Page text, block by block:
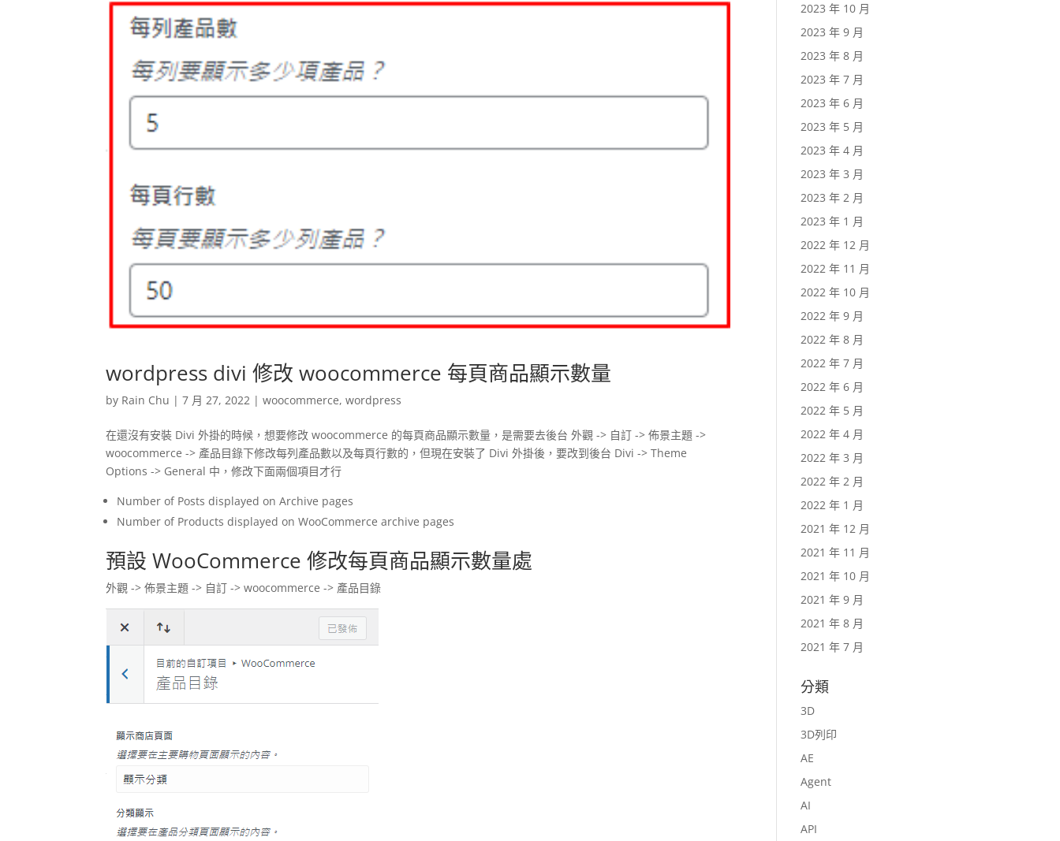
wordpress divi 修改 woocommerce 每頁商品顯示數量
by Rain Chu |7 月 27, 2022 |woocommerce,wordpress
在還沒有安裝 Divi 外掛的時候，想要修改 woocommerce 的每頁商品顯示數量，是需要去後台 外觀 -> 自訂 -> 佈景主題 ->
woocommerce -> 產品目錄下修改每列產品數以及每頁行數的，但現在安裝了 Divi 外掛後，要改到後台 Divi -> Theme
Options -> General 中，修改下面兩個項目才行
Number of Posts displayed on Archive pages
Number of Products displayed on WooCommerce archive pages
預設 WooCommerce 修改每頁商品顯示數量處
外觀 -> 佈景主題 -> 自訂 -> woocommerce -> 產品目錄
2023 年 10 月
2023 年 9 月
2023 年 8 月
2023 年 7 月
2023 年 6 月
2023 年 5 月
2023 年 4 月
2023 年 3 月
2023 年 2 月
2023 年 1 月
2022 年 12 月
2022 年 11 月
2022 年 10 月
2022 年 9 月
2022 年 8 月
2022 年 7 月
2022 年 6 月
2022 年 5 月
2022 年 4 月
2022 年 3 月
2022 年 2 月
2022 年 1 月
2021 年 12 月
2021 年 11 月
2021 年 10 月
2021 年 9 月
2021 年 8 月
2021 年 7 月
分類
3D
3D列印
AE
Agent
AI
API